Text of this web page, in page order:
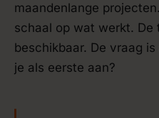
maandenlange
schaal op wat werkt. De
beschikbaar. De vraag
je als eerste aan?